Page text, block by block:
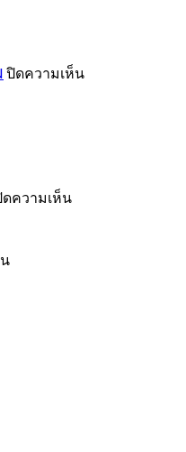
ปิดความเห็นบน
ความเห็นบน
บน